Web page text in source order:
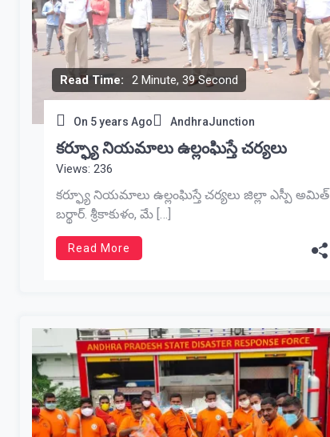
Read Time: 2 Minute, 39 Second
On 5 years Ago AndhraJunction
కర్ఫ్యూ నియమాలు ఉల్లంఘిస్తే చర్యలు
Views: 236
కర్ఫ్యూ నియమాలు ఉల్లంఘిస్తే చర్యలు జిల్లా ఎస్పీ అమిత్
బర్థార్. శ్రీకాకుళం, మే […]
Read More